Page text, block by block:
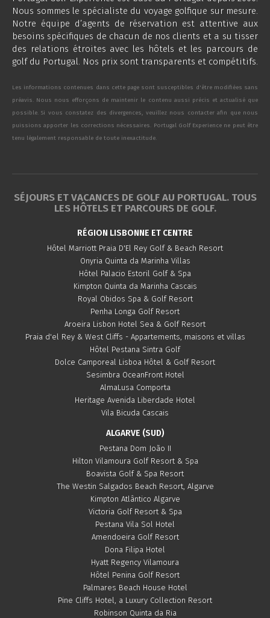
Nous sommes le spécialiste du voyage golfique sur mesure.
Notre équipe d’agents de réservation est attentive aux
besoins spécifiques de chacun de nos clients et a su tisser
des relations étroites avec les hôtels et les parcours de
golf du Portugal. Nos prix sont transparents et compétitifs.
Les informations contenues dans cette page sont susceptibles d'être modifiées sans
préavis. Nous nous efforçons de maintenir le contenu aussi précis et actualisé que
possible. Si vous constatez des divergences, veuillez nous contacter afin que nous
puissions apporter les corrections nécessaires. Portugal Golf Experience ne peut être
tenu légalement responsable de toute inexactitude.
SÉJOURS ET VACANCES DE GOLF AU PORTUGAL. TOUS
LES HÔTELS ET PARCOURS DE GOLF.
RÉGION LISBONNE ET CENTRE
Hôtel Marriott Praia D'El Rey Golf & Beach Resort
Onyria Quinta da Marinha Villas
Hôtel Palacio Estoril Golf & Spa
Kimpton Quinta da Marinha Cascais
Royal Obidos Spa & Golf Resort
Penha Longa Golf Resort
Aroeira Lisbon Hotel Sea & Golf Resort
Praia d'el Rey & West Cliffs - Appartements, maisons et villas
Hôtel Pestana Sintra Golf
Dolce Camporeal Lisboa Hôtel & Golf Resort
Sesimbra OceanFront Hotel
AlmaLusa Comporta
Heritage Avenida Liberdade Hotel
Vila Bicuda Cascais
ALGARVE (SUD)
Pestana Dom João II
Hilton Vilamoura Golf Resort & Spa
Boavista Golf & Spa Resort
The Westin Salgados Beach Resort, Algarve
Kimpton Atlântico Algarve
Victoria Golf Resort & Spa
Pestana Vila Sol Hotel
Amendoeira Golf Resort
Dona Filipa Hotel
Hyatt Regency Vilamoura
Hôtel Penina Golf Resort
Palmares Beach House Hotel
Pine Cliffs Hotel, a Luxury Collection Resort
Robinson Quinta da Ria